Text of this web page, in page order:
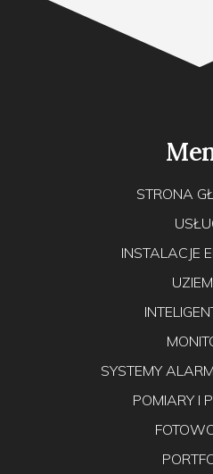
STRONA
INSTALACJE
SYSTEMY
POMIARY I